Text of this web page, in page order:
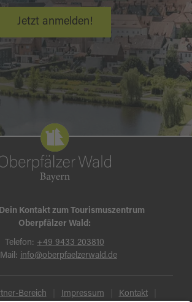
Jetzt anmelden!
Kontakt zum Tourismuszentrum
Oberpfälzer Wald:
Telefon: +49 9433 203810
info@oberpfaelzerwald.de
Bereich Impressum Kontakt